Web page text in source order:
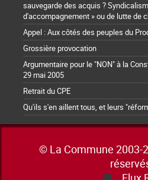
sauvegarde des acquis ?
d'accompagnement » ou de lutte de
Appel : Aux côtés des peuples du
Grossière provocation
Argumentaire pour le "NON" à la
29 mai 2005
Retrait du CPE
Qu'ils s'en aillent tous, et leurs
© La Commune 2003-